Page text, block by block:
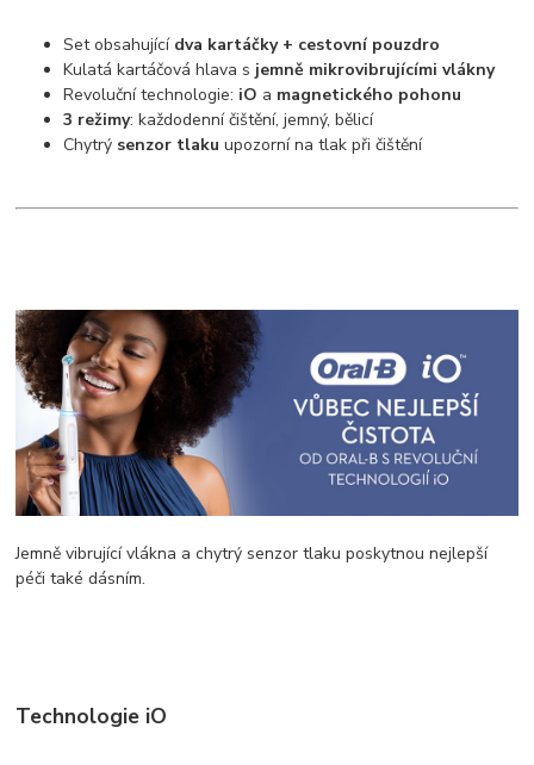
Set obsahující dva kartáčky + cestovní pouzdro
Kulatá kartáčová hlava s jemně mikrovibrujícími vlákny
Revoluční technologie: iO a magnetického pohonu
3 režimy: každodenní čištění, jemný, bělicí
Chytrý senzor tlaku upozorní na tlak při čištění
Jemně vibrující vlákna a chytrý senzor tlaku poskytnou nejlepší
péči také dásním.
Technologie iO